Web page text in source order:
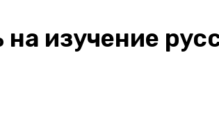
изучение